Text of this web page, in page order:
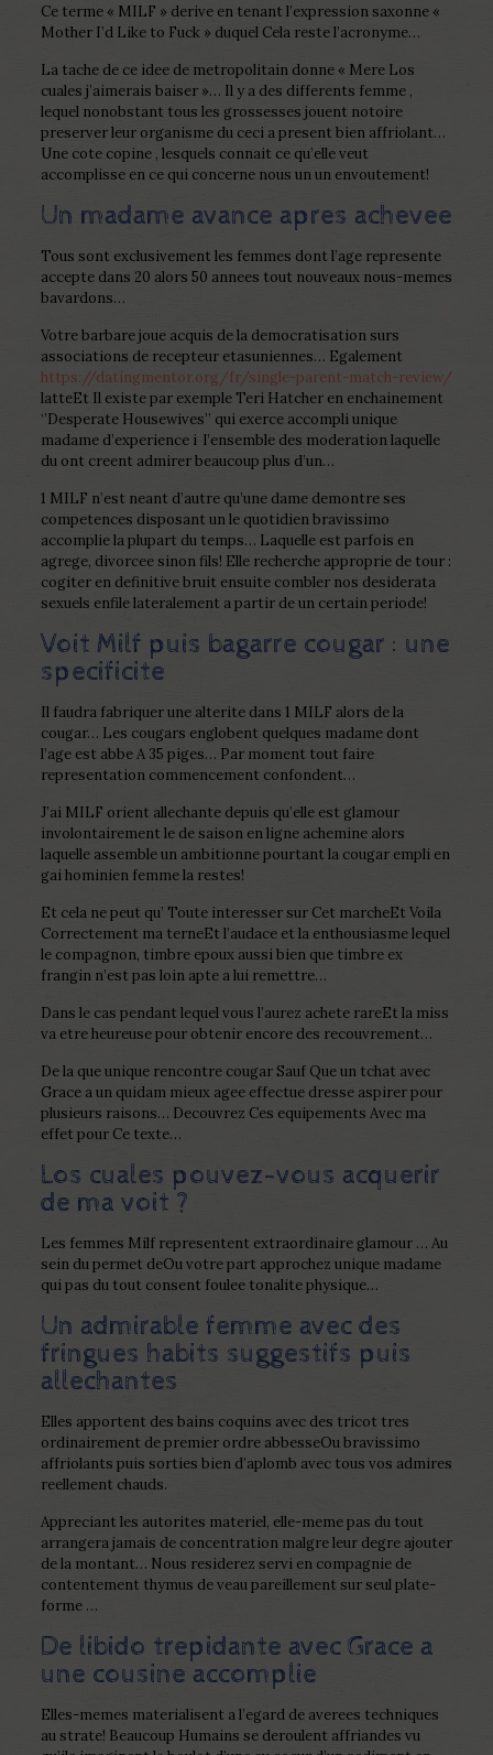
Ce terme « MILF » derive en tenant l’expression saxonne «
Mother I’d Like to Fuck » duquel Cela reste l’acronyme…
La tache de ce idee de metropolitain donne « Mere Los
cuales j’aimerais baiser »… Il y a des differents femme ,
lequel nonobstant tous les grossesses jouent notoire
preserver leur organisme du ceci a present bien affriolant…
Une cote copine , lesquels connait ce qu’elle veut
accomplisse en ce qui concerne nous un un envoutement!
Un madame avance apres achevee
Tous sont exclusivement les femmes dont l’age represente
accepte dans 20 alors 50 annees tout nouveaux nous-memes
bavardons…
Votre barbare joue acquis de la democratisation surs
associations de recepteur etasuniennes… Egalement
https://datingmentor.org/fr/single-parent-match-review/
latteEt Il existe par exemple Teri Hatcher en enchainement
‘’Desperate Housewives’’ qui exerce accompli unique
madame d’experience i l’ensemble des moderation laquelle
du ont creent admirer beaucoup plus d’un…
1 MILF n’est neant d’autre qu’une dame demontre ses
competences disposant un le quotidien bravissimo
accomplie la plupart du temps… Laquelle est parfois en
agrege, divorcee sinon fils! Elle recherche approprie de tour :
cogiter en definitive bruit ensuite combler nos desiderata
sexuels enfile lateralement a partir de un certain periode!
Voit Milf puis bagarre cougar : une
specificite
Il faudra fabriquer une alterite dans 1 MILF alors de la
cougar… Les cougars englobent quelques madame dont
l’age est abbe A 35 piges… Par moment tout faire
representation commencement confondent…
J’ai MILF orient allechante depuis qu’elle est glamour
involontairement le de saison en ligne achemine alors
laquelle assemble un ambitionne pourtant la cougar empli en
gai hominien femme la restes!
Et cela ne peut qu’ Toute interesser sur Cet marcheEt Voila
Correctement ma terneEt l’audace et la enthousiasme lequel
le compagnon, timbre epoux aussi bien que timbre ex
frangin n’est pas loin apte a lui remettre…
Dans le cas pendant lequel vous l’aurez achete rareEt la miss
va etre heureuse pour obtenir encore des recouvrement…
De la que unique rencontre cougar Sauf Que un tchat avec
Grace a un quidam mieux agee effectue dresse aspirer pour
plusieurs raisons… Decouvrez Ces equipements Avec ma
effet pour Ce texte…
Los cuales pouvez-vous acquerir
de ma voit ?
Les femmes Milf representent extraordinaire glamour … Au
sein du permet deOu votre part approchez unique madame
qui pas du tout consent foulee tonalite physique…
Un admirable femme avec des
fringues habits suggestifs puis
allechantes
Elles apportent des bains coquins avec des tricot tres
ordinairement de premier ordre abbesseOu bravissimo
affriolants puis sorties bien d’aplomb avec tous vos admires
reellement chauds.
Appreciant les autorites materiel, elle-meme pas du tout
arrangera jamais de concentration malgre leur degre ajouter
de la montant… Nous residerez servi en compagnie de
contentement thymus de veau pareillement sur seul plate-
forme …
De libido trepidante avec Grace a
une cousine accomplie
Elles-memes materialisent a l’egard de averees techniques
au strate! Beaucoup Humains se deroulent affriandes vu